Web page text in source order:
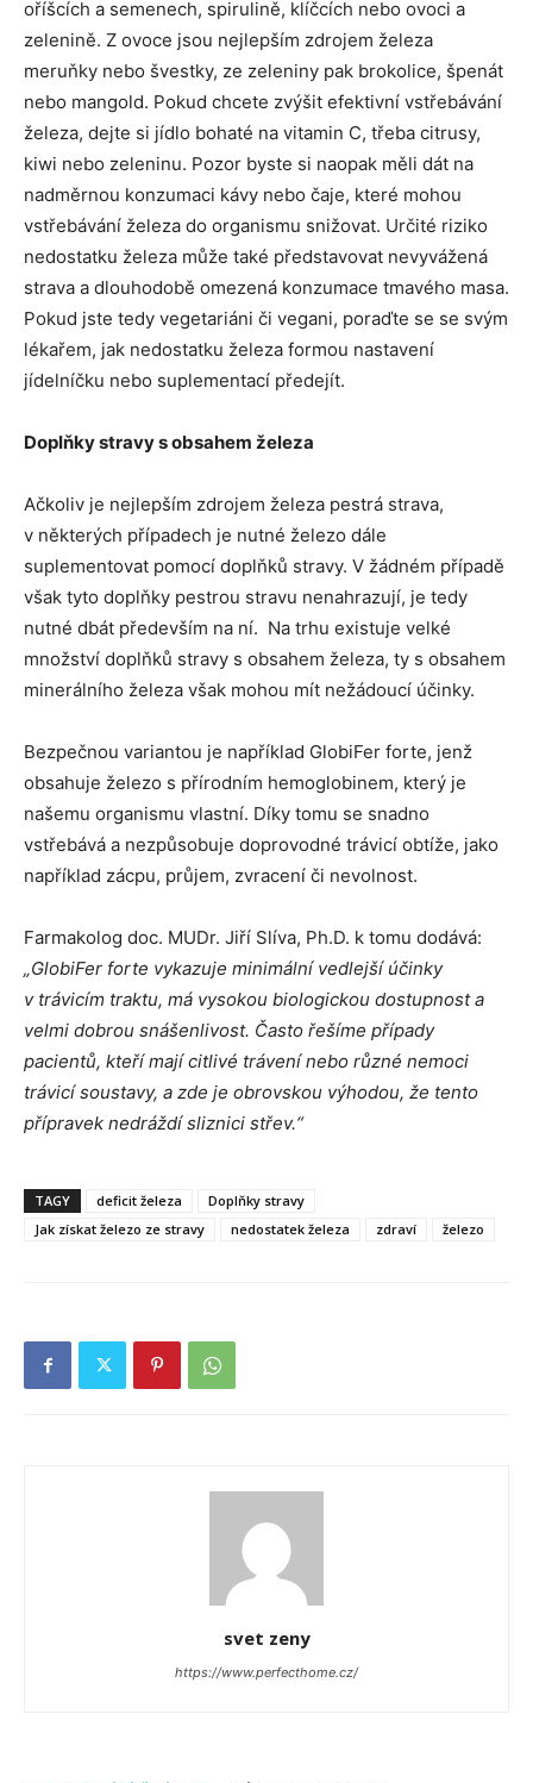
oříšcích a semenech, spirulině, klíčcích nebo ovoci a
zelenině. Z ovoce jsou nejlepším zdrojem železa
meruňky nebo švestky, ze zeleniny pak brokolice, špenát
nebo mangold. Pokud chcete zvýšit efektivní vstřebávání
železa, dejte si jídlo bohaté na vitamin C, třeba citrusy,
kiwi nebo zeleninu. Pozor byste si naopak měli dát na
nadměrnou konzumaci kávy nebo čaje, které mohou
vstřebávání železa do organismu snižovat. Určité riziko
nedostatku železa může také představovat nevyvážená
strava a dlouhodobě omezená konzumace tmavého masa.
Pokud jste tedy vegetariáni či vegani, poraďte se se svým
lékařem, jak nedostatku železa formou nastavení
jídelníčku nebo suplementací předejít.
Doplňky stravy s obsahem železa
Ačkoliv je nejlepším zdrojem železa pestrá strava,
v některých případech je nutné železo dále
suplementovat pomocí doplňků stravy. V žádném případě
však tyto doplňky pestrou stravu nenahrazují, je tedy
nutné dbát především na ní. Na trhu existuje velké
množství doplňků stravy s obsahem železa, ty s obsahem
minerálního železa však mohou mít nežádoucí účinky.
Bezpečnou variantou je například GlobiFer forte, jenž
obsahuje železo s přírodním hemoglobinem, který je
našemu organismu vlastní. Díky tomu se snadno
vstřebává a nezpůsobuje doprovodné trávicí obtíže, jako
například zácpu, průjem, zvracení či nevolnost.
Farmakolog doc. MUDr. Jiří Slíva, Ph.D. k tomu dodává:
„GlobiFer forte vykazuje minimální vedlejší účinky
v trávicím traktu, má vysokou biologickou dostupnost a
velmi dobrou snášenlivost. Často řešíme případy
pacientů, kteří mají citlivé trávení nebo různé nemoci
trávicí soustavy, a zde je obrovskou výhodou, že tento
přípravek nedráždí sliznici střev.“
TAGY deficit železa
Doplňky stravy
Jak získat železo ze stravy
nedostatek železa zdraví železo
svet zeny
https://www.perfecthome.cz/